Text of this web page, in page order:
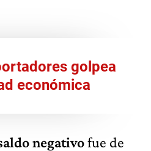
golpea
económica
negativofue de